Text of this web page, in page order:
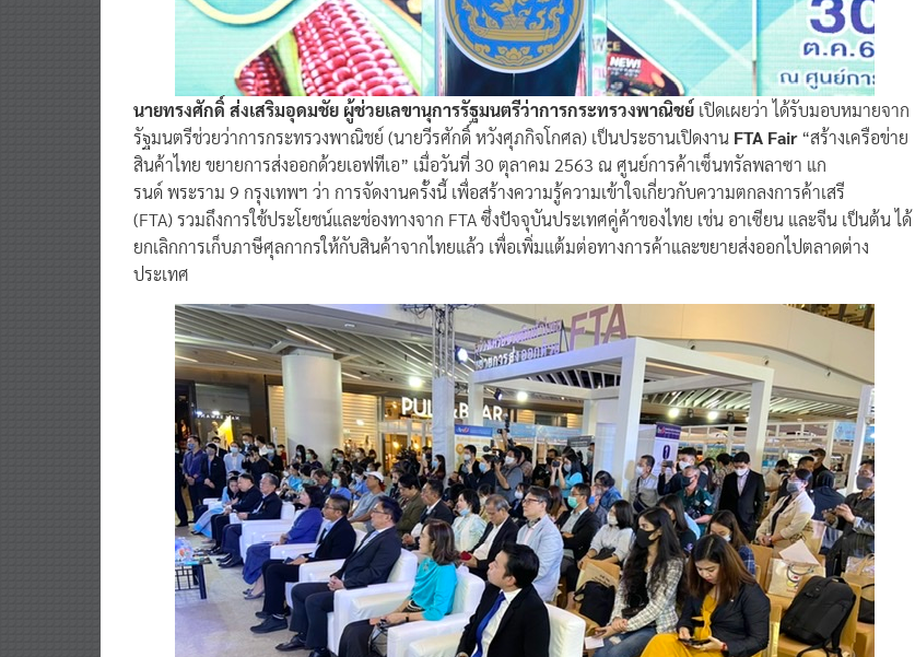
นายทรงศักดิ์ ส่งเสริมอุดมชัย ผู้ช่วยเลขานุการรัฐมนตรีว่าการกระทรวงพาณิชย์ เปิดเผยว่า ได้รับมอบหมายจาก
รัฐมนตรีช่วยว่าการกระทรวงพาณิชย์ (นายวีรศักดิ์ หวังศุภกิจโกศล) เป็นประธานเปิดงาน FTA Fair“สร้างเครือข่าย
สินค้าไทย ขยายการส่งออกด้วยเอฟทีเอ” เมื่อวันที่ 30 ตุลาคม 2563 ณ ศูนย์การค้าเซ็นทรัลพลาซา แก
รนด์ พระราม 9 กรุงเทพฯ ว่า การจัดงานครั้งนี้ เพื่อสร้างความรู้ความเข้าใจเกี่ยวกับความตกลงการค้าเสรี
(FTA) รวมถึงการใช้ประโยชน์และช่องทางจาก FTA ซึ่งปัจจุบันประเทศคู่ค้าของไทย เช่น อาเซียน และจีน เป็นต้น ได้
ยกเลิกการเก็บภาษีศุลกากรให้กับสินค้าจากไทยแล้ว เพื่อเพิ่มแต้มต่อทางการค้าและขยายส่งออกไปตลาดต่าง
ประเทศ